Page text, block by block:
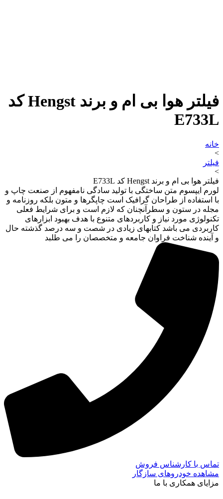
فیلتر هوا بی ام و برند Hengst کد
E733L
خانه
>
فیلتر
>
فیلتر هوا بی ام و برند Hengst کد E733L
لورم ایپسوم متن ساختگی با تولید سادگی نامفهوم از صنعت چاپ و
با استفاده از طراحان گرافیک است چاپگرها و متون بلکه روزنامه و
مجله در ستون و سطرآنچنان که لازم است و برای شرایط فعلی
تکنولوژی مورد نیاز و کاربردهای متنوع با هدف بهبود ابزارهای
کاربردی می باشد کتابهای زیادی در شصت و سه درصد گذشته حال
و آینده شناخت فراوان جامعه و متخصصان را می طلبد
تماس با کارشناس فروش
مشاهده خودروهای سازگار
مزایای همکاری با ما